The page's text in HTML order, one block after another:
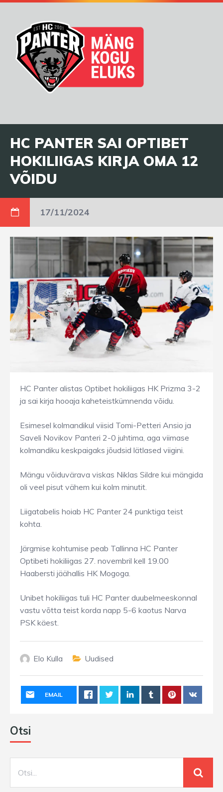
HC PANTER SAI OPTIBET
HOKILIIGAS KIRJA OMA 12
VÕIDU
17/11/2024
HC Panter alistas Optibet hokiliigas HK Prizma 3-2
ja sai kirja hooaja kaheteistkümnenda võidu.
Esimesel kolmandikul viisid Tomi-Petteri Ansio ja
Saveli Novikov Panteri 2-0 juhtima, aga viimase
kolmandiku keskpaigaks jõudsid lätlased viigini.
Mängu võiduvärava viskas Niklas Sildre kui mängida
oli veel pisut vähem kui kolm minutit.
Liigatabelis hoiab HC Panter 24 punktiga teist
kohta.
Järgmise kohtumise peab Tallinna HC Panter
Optibeti hokiliigas 27. novembril kell 19.00
Haabersti jäähallis HK Mogoga.
Unibet hokiliigas tuli HC Panter duubelmeeskonnal
vastu võtta teist korda napp 5-6 kaotus Narva
PSK käest.
Elo Kulla Uudised
EMAIL
Otsi